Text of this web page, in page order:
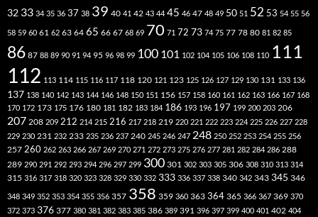
32 33 34 35 36 37 38 39 40 41 42 43 44 45 46 47 48 49 50 51 52 53 54 55 56
58 59 60 61 62 63 64 65 66 67 68 69 70 71 72 73 74 75 77 78 80 81 82 85
86 87 88 89 90 91 94 95 96 98 99 100 101 102 104 105 106 108 110 111
112 113 114 115 116 117 118 120 121 123 125 126 127 129 130 131 133 136
137 138 140 142 143 144 146 148 150 151 156 157 158 160 161 162 163 166 167 168
170 172 173 175 176 180 181 182 183 184 186 193 196 197 199 200 203 206
207 208 209 212 214 215 216 217 218 219 220 221 222 223 224 225 226 227 228
229 230 231 232 233 235 236 237 240 245 246 247 248 250 252 253 254 255 256
257 260 262 263 266 267 269 270 271 272 273 275 276 277 281 282 284 286 288
289 290 291 292 293 294 296 297 299 300 301 302 303 305 306 308 310 313 314
315 316 317 318 320 323 328 329 330 332 333 336 337 338 340 342 343 345 346
348 349 352 353 354 355 356 357 358 359 360 363 364 365 366 367 369 370
372 373 376 377 380 381 382 383 385 386 389 391 396 397 399 400 401 402 404